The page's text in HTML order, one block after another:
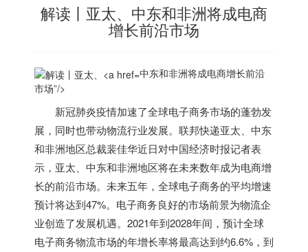
解读丨亚太、中东和非洲将成电商
增长前沿市场
中东和非洲将成电商增长前沿
市场”/>
新冠肺炎疫情加速了全球电子商务市场的蓬勃发
展，同时也带动物流行业发展。联邦快递亚太、 中东
和非洲地区总裁裴佳华近日对中国经济时报记者表
示，亚太、 中东和非洲地区将在未来数年成为电商增
长的前沿市场。未来五年，全球电子商务的平均增速
预计将达到47%。电子商务良好的市场前景为物流企
业创造了发展机遇。2021年到2028年间，预计全球
电子商务物流市场的年增长率将最高达到约6.6%，到